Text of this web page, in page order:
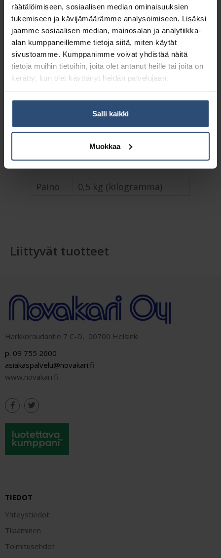
räätälöimiseen, sosiaalisen median ominaisuuksien
tukemiseen ja kävijämäärämme analysoimiseen. Lisäksi
jaamme sosiaalisen median, mainosalan ja analytiikka-
alan kumppaneillemme tietoja siitä, miten käytät
sivustoamme. Kumppanimme voivat yhdistää näitä
tietoja muihin tietoihin, joita olet antanut heille tai joita on
kerätty, kun olet käyttänyt heidän palvelujaan.
Salli kaikki
Muokkaa
5,00€ alv 0%
(6,28€ sis. alv 25.5%)
LISÄÄ OSTOSKORIIN
Yhteensä: 5,00 €
Tuotetunnus (SKU):5200
Varret ja liittimet
Paino 0,5 kg (kilogramma)
Liittyvät tuotteet
Harkkoraudantie 7 C-D, 00700 Helsinki
p. 09 755 2600
asiakaspalvelu@novakari.fi
www.novakari.fi
TIEDOT
Yhteystiedot
Tilaaminen
Toimitusehdot